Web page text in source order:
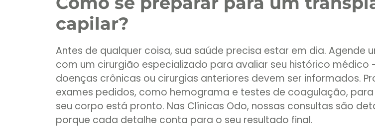
capilar?
Antes de qualquer coisa, sua saúde precisa estar em dia. Agende
com um cirurgião especializado para avaliar seu histórico médico
doenças crônicas ou cirurgias anteriores devem ser informados.
exames pedidos, como hemograma e testes de coagulação,
seu corpo está pronto. Nas Clínicas Odo, nossas consultas são
porque cada detalhe conta para o seu resultado final.